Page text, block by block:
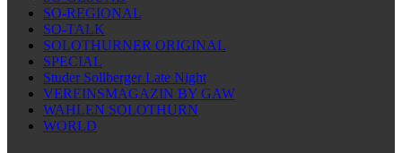
SO-REGIONAL
SO-TALK
SOLOTHURNER ORIGINAL
SPECIAL
Studer Sollberger Late Night
VEREINSMAGAZIN BY GAW
WAHLEN SOLOTHURN
WORLD